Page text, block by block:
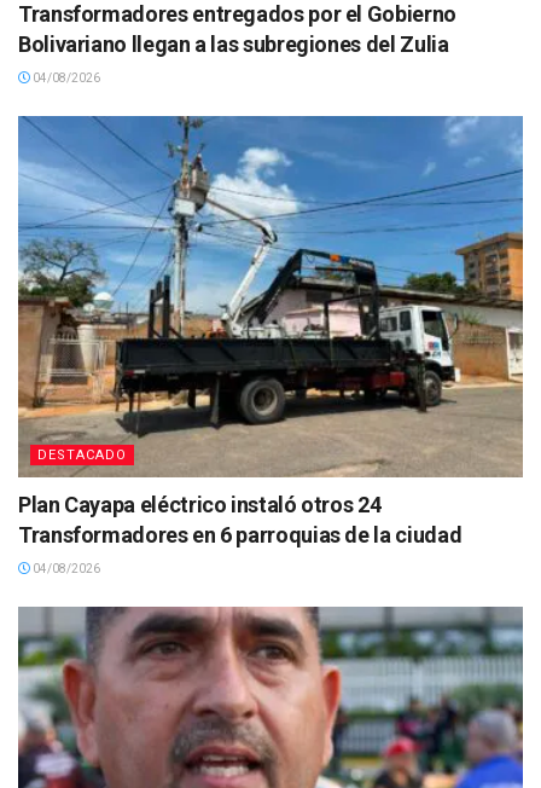
Transformadores entregados por el Gobierno
Bolivariano llegan a las subregiones del Zulia
04/08/2026
DESTACADO
Plan Cayapa eléctrico instaló otros 24
Transformadores en 6 parroquias de la ciudad
04/08/2026